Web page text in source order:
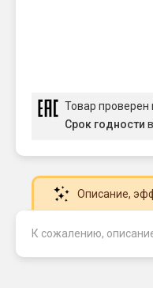
Товар проверен
Срок годности
Описание,
К сожалению,